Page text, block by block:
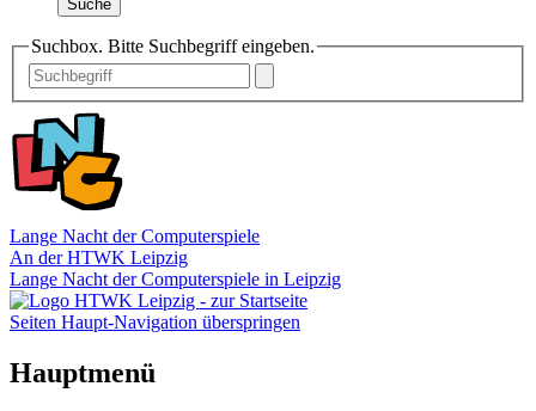
Suche
Suchbox. Bitte Suchbegriff eingeben.
Lange Nacht der Computerspiele
An der HTWK Leipzig
Lange Nacht der Computerspiele in Leipzig
Seiten Haupt-Navigation überspringen
Hauptmenü